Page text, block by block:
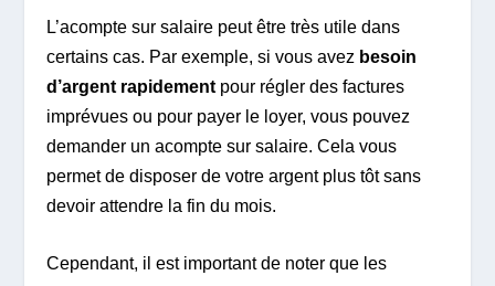
L’acompte sur salaire peut être très utile dans
certains cas. Par exemple, si vous avez besoin
d’argent rapidement pour régler des factures
imprévues ou pour payer le loyer, vous pouvez
demander un acompte sur salaire. Cela vous
permet de disposer de votre argent plus tôt sans
devoir attendre la fin du mois.
Cependant, il est important de noter que les